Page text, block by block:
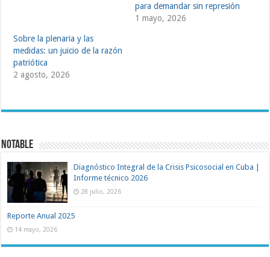
para demandar sin represión
1 mayo, 2026
Sobre la plenaria y las
medidas: un juicio de la razón
patriótica
2 agosto, 2026
NOTABLE
Diagnóstico Integral de la Crisis Psicosocial en Cuba |
Informe técnico 2026
28 julio, 2026
Reporte Anual 2025
14 mayo, 2026